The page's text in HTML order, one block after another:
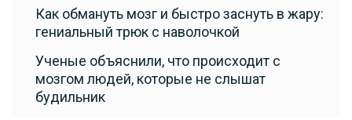
Как обмануть мозг и быстро заснуть в жару:
гениальный трюк с наволочкой
Ученые объяснили, что происходит с
мозгом людей, которые не слышат
будильник